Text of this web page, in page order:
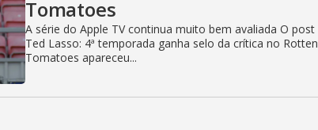
Tomatoes
A série do Apple TV continua muito bem avaliada O post
Ted Lasso: 4ª temporada ganha selo da crítica no Rotten
Tomatoes apareceu...